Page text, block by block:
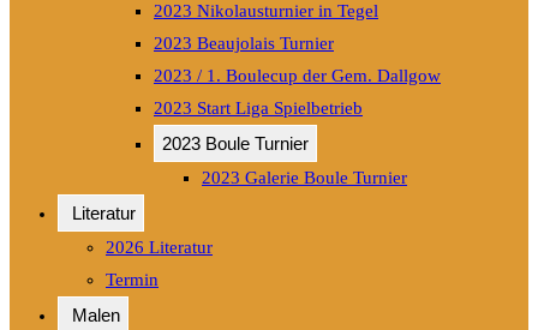
2023 Nikolausturnier in Tegel
2023 Beaujolais Turnier
2023 / 1. Boulecup der Gem. Dallgow
2023 Start Liga Spielbetrieb
2023 Boule Turnier
2023 Galerie Boule Turnier
Literatur
2026 Literatur
Termin
Malen